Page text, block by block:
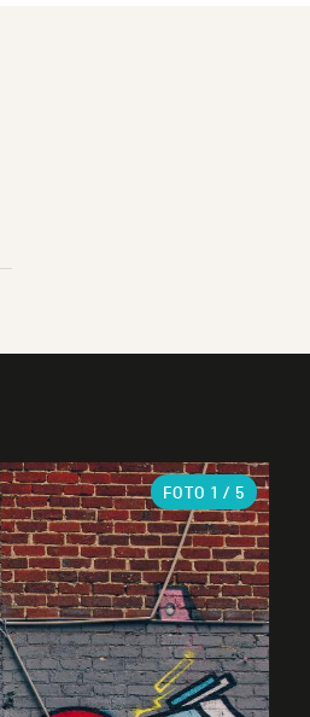
FOTO 1 / 5